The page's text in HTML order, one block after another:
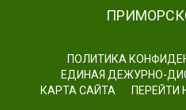
ПОЛИТИКА
ЕДИНАЯ ДЕЖУРНО-
КАРТА САЙТА
ПЕРЕЙТИ